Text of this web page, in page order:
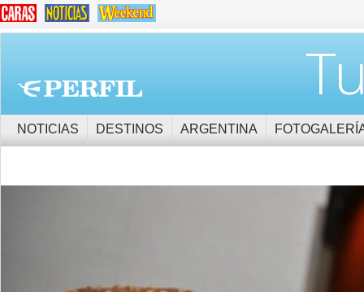
NOTICIAS DESTINOS ARGENTINA